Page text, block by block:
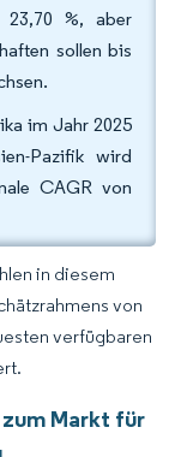
%, aber
sollen bis
im Jahr 2025
Pazifik wird
CAGR von
in diesem
von
verfügbaren
Markt für